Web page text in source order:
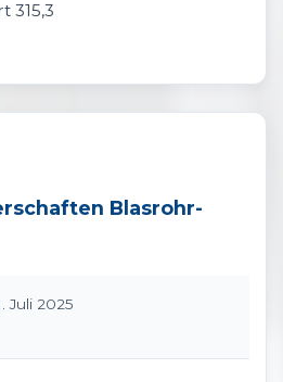
315,3
Blasrohr-
Juli 2025